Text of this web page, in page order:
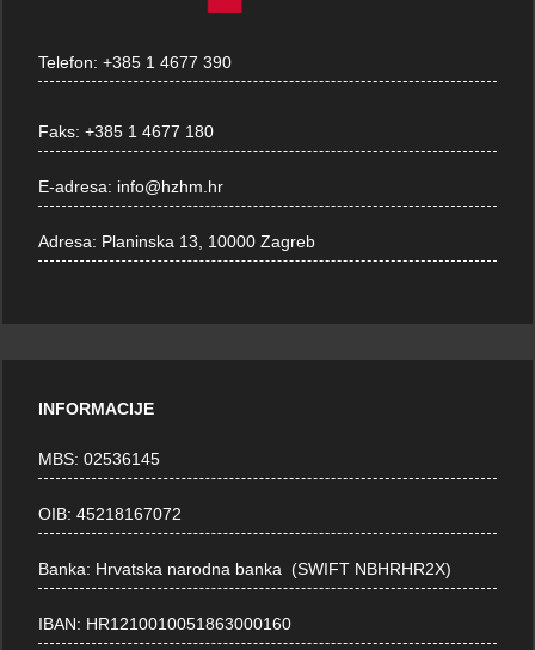
Telefon:+385 1 4677 390
Faks:+385 1 4677 180
E-adresa: info@hzhm.hr
Adresa: Planinska 13, 10000 Zagreb
INFORMACIJE
MBS: 02536145
OIB: 45218167072
Banka: Hrvatska narodna banka (SWIFT NBHRHR2X)
IBAN: HR1210010051863000160